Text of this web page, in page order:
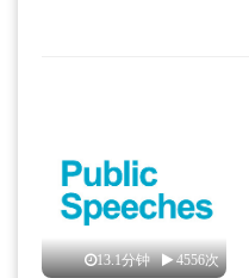
13.1分钟 4556次